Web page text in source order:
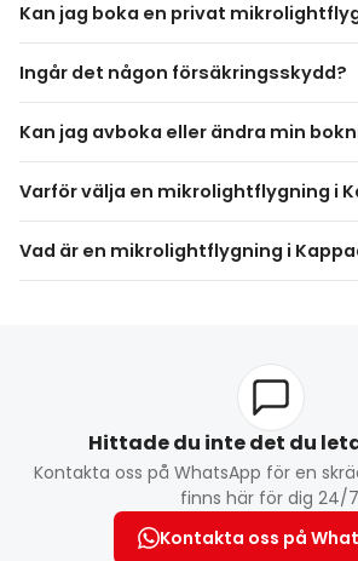
Kan jag boka en privat
Ingår det någon försäkringsskydd?
Kan jag avboka eller ändra min
leverantör. Fullständiga detaljer delas
Varför välja en mikrolightflygning i
Vad är en mikrolightflygning i
Hittade du inte det du
Kontakta oss på WhatsApp för en
finns här för dig 24/
Kontakta oss på